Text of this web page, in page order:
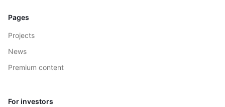
Pages
Projects
News
Premium content
For investors